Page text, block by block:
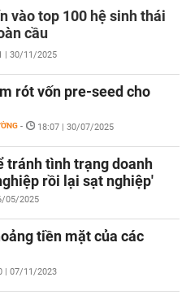
vào top 100 hệ sinh thái
cầu
| 30/11/2025
rót vốn pre-seed cho
- 18:07 | 30/07/2025
tránh tình trạng doanh
rồi lại sạt nghiệp'
05/2025
tiền mặt của các
| 07/11/2023